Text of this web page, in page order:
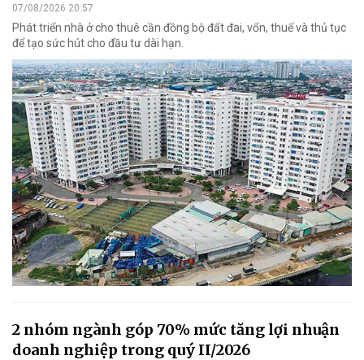
07/08/2026 20:57
Phát triển nhà ở cho thuê cần đồng bộ đất đai, vốn, thuế và thủ tục
để tạo sức hút cho đầu tư dài hạn.
2 nhóm ngành góp 70% mức tăng lợi nhuận
doanh nghiệp trong quý II/2026